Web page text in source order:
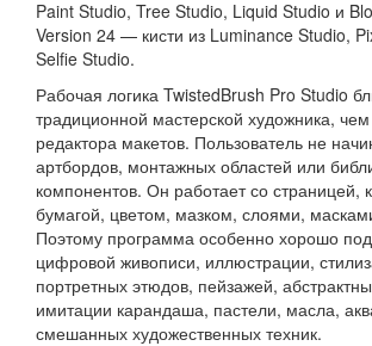
Paint Studio, Tree Studio, Liquid Studio и
Version 24 — кисти из Luminance Studio,
Selfie Studio.
Рабочая логика TwistedBrush Pro Studio
традиционной мастерской художника,
редактора макетов. Пользователь не
артбордов, монтажных областей или
компонентов. Он работает со страницей,
бумагой, цветом, мазком, слоями,
Поэтому программа особенно хорошо
цифровой живописи, иллюстрации,
портретных этюдов, пейзажей,
имитации карандаша, пастели, масла,
смешанных художественных техник.